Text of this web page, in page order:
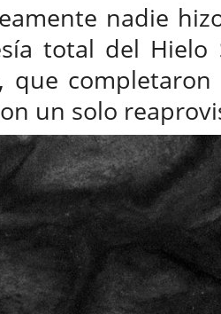
nadie
total del Hielo
que
un solo